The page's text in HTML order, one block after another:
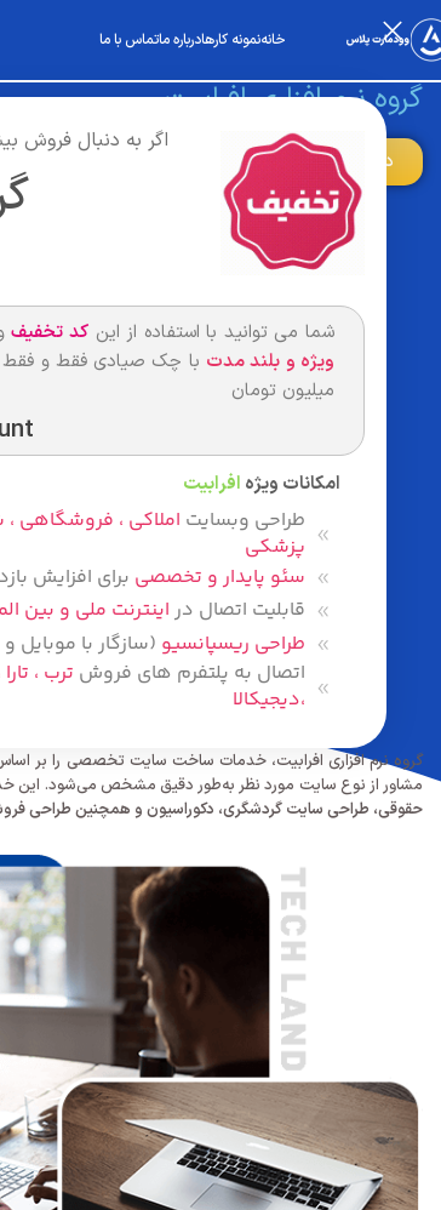
اگر به دنبال فروش
شما می توانید با استفاده از اینکد تخفیف
ویژه و بلند مدت
میلیون تومان
امکانات ویژه افرابیت
طراحی وبسایت املاکی ، فروشگاهی ،
پزشکی
سئو پایدار و تخصصی برای افزایش
قابلیت اتصال در اینترنت ملی و بین
طراحی ریسپانسیو (سازگار با
اتصال به پلتفرم های فروش ترب ،
،دیجیکالا
خانهنمونه کارهادرباره ماتماس با ما
گروه نرم افزاری افرابیت
دریافت مشاوره
گروه نرم افزاری افرابیت، خدمات ساخت سایت تخصصی را بر
مشاور از نوع سایت مورد نظر به‌طور دقیق مشخص می‌شود. این
حقوقی، طراحی سایت گردشگری، دکوراسیون و همچنین طراحی